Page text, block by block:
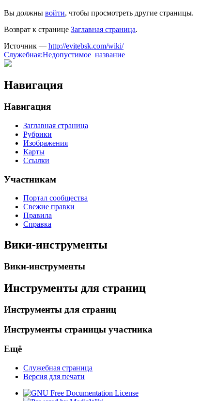
Вы должны войти, чтобы просмотреть другие страницы.
Возврат к странице Заглавная страница.
Источник — http://evitebsk.com/wiki/
Служебная:Недопустимое_название
Навигация
Навигация
Заглавная страница
Рубрики
Изображения
Карты
Ссылки
Участникам
Портал сообщества
Свежие правки
Правила
Справка
Вики-инструменты
Вики-инструменты
Инструменты для страниц
Инструменты для страниц
Инструменты страницы участника
Ещё
Служебная страница
Версия для печати